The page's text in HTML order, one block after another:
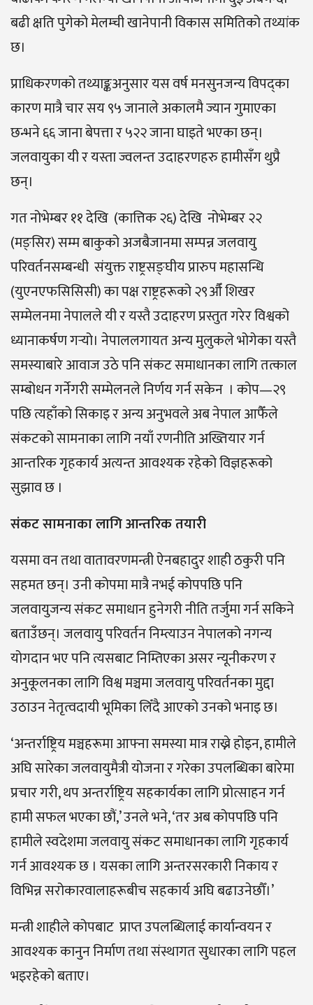
बढी क्षति पुगेको मेलम्ची खानेपानी विकास समितिको तथ्यांक
छ।
प्राधिकरणको तथ्याङ्कअनुसार यस वर्ष मनसुनजन्य विपद्का
कारण मात्रै चार सय ९५ जानाले अकालमै ज्यान गुमाएका
छन्भने ६६ जाना बेपत्ता र ५२२ जाना घाइते भएका छन्।
जलवायुका यी र यस्ता ज्वलन्त उदाहरणहरु हामीसँग थुप्रै
छन्।
गत नोभेम्बर ११ देखि (कात्तिक २६) देखि नोभेम्बर २२
(मङ्सिर) सम्म बाकुको अजबैजानमा सम्पन्न जलवायु
परिवर्तनसम्बन्धी संयुक्त राष्ट्रसङ्घीय प्रारुप महासन्धि
(युएनएफसिसिसी) का पक्ष राष्ट्रहरूको २९औँ शिखर
सम्मेलनमा नेपालले यी र यस्तै उदाहरण प्रस्तुत गरेर विश्वको
ध्यानाकर्षण गर्‍यो। नेपाललगायत अन्य मुलुकले भोगेका यस्तै
समस्याबारे आवाज उठे पनि संकट समाधानका लागि तत्काल
सम्बोधन गर्नेगरी सम्मेलनले निर्णय गर्न सकेन । कोप—२९
पछि त्यहाँको सिकाइ र अन्य अनुभवले अब नेपाल आफैँले
संकटको सामनाका लागि नयाँ रणनीति अख्तियार गर्न
आन्तरिक गृहकार्य अत्यन्त आवश्यक रहेको विज्ञहरूको
सुझाव छ ।
संकट सामनाका लागि आन्तरिक तयारी
यसमा वन तथा वातावरणमन्त्री ऐनबहादुर शाही ठकुरी पनि
सहमत छन्। उनी कोपमा मात्रै नभई कोपपछि पनि
जलवायुजन्य संकट समाधान हुनेगरी नीति तर्जुमा गर्न सकिने
बताउँछन्। जलवायु परिवर्तन निम्त्याउन नेपालको नगन्य
योगदान भए पनि त्यसबाट निम्तिएका असर न्यूनीकरण र
अनुकूलनका लागि विश्व मञ्चमा जलवायु परिवर्तनका मुद्दा
उठाउन नेतृत्वदायी भूमिका लिँदै आएको उनको भनाइ छ।
‘अन्तर्राष्ट्रिय मञ्चहरूमा आफ्ना समस्या मात्र राख्ने होइन, हामीले
अघि सारेका जलवायुमैत्री योजना र गरेका उपलब्धिका बारेमा
प्रचार गरी, थप अन्तर्राष्ट्रिय सहकार्यका लागि प्रोत्साहन गर्न
हामी सफल भएका छौं,’ उनले भने, ‘तर अब कोपपछि पनि
हामीले स्वदेशमा जलवायु संकट समाधानका लागि गृहकार्य
गर्न आवश्यक छ । यसका लागि अन्तरसरकारी निकाय र
विभिन्न सरोकारवालाहरूबीच सहकार्य अघि बढाउनेछौँ।’
मन्त्री शाहीले कोपबाट प्राप्त उपलब्धिलाई कार्यान्वयन र
आवश्यक कानुन निर्माण तथा संस्थागत सुधारका लागि पहल
भइरहेको बताए।